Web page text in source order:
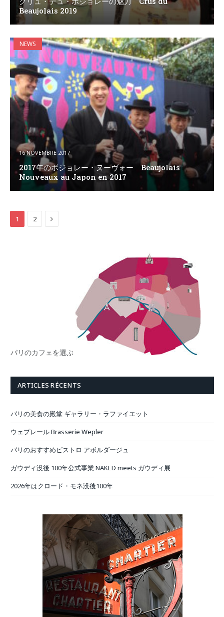
Beaujolais 2019
NEWS
16 NOVEMBRE 2017
2017年のボジョレー・ヌーヴォー Beaujolais
Nouveaux au Japon en 2017
1 2 Next
パリのカフェを選ぶ
ARTICLES RÉCENTS
パリの美食の殿堂 ギャラリー・ラファイエット
ウェプレール Brasserie Wepler
パリのおすすめビストロ アボルダージュ
ガウディ没後 100年公式事業 NAKED meets ガウディ展
2026年はクロード・モネ没後100年